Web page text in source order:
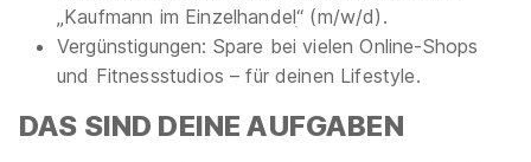
„Kaufmann im Einzelhandelׅ“ (m/w/d).
Vergünstigungen: Spare bei vielen Online-Shops
und Fitnessstudios – für deinen Lifestyle.
DAS SIND DEINE AUFGABEN